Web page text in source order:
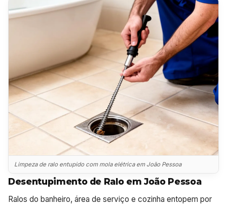
Limpeza de ralo entupido com mola elétrica em João Pessoa
Desentupimento de Ralo em João Pessoa
Ralos do banheiro, área de serviço e cozinha entopem por